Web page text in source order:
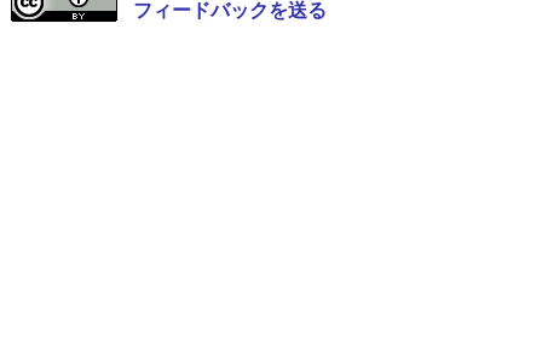
フィードバックを送る